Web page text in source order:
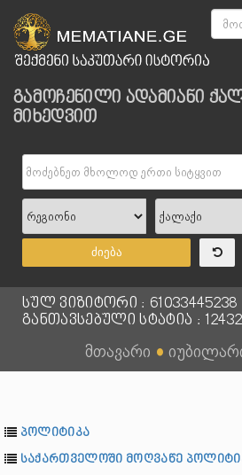
გამოჩენილი ადამიანი
მიხედვით
ძიება
სულ ვიზიტორი : 61033445238
განთავსებული სტატია : 12432
მთავარი ●
პოლიტიკა
საქართველოში მოღვაწე